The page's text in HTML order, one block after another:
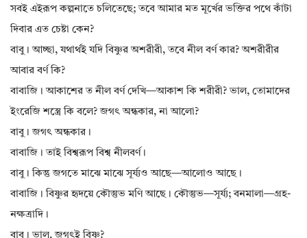
সবই এইরূপ কল্পনাতে চলিতেছে; তবে আমার মত মূর্খের ভক্তির পথে কাঁটা
দিবার এত চেষ্টা কেন?
বাবু। আচ্ছা, যথার্থই যদি বিষ্ণুর অশরীরী, তবে নীল বর্ণ কার? অশরীরীর
আবার বর্ণ কি?
বাবাজি। আকাশের ত নীল বর্ণ দেখি—আকাশ কি শরীরী? ভাল, তোমাদের
ইংরেজি শস্ত্রে কি বলে? জগৎ অন্ধকার, না আলো?
বাবু। জগৎ অন্ধকার।
বাবাজি। তাই বিশ্বরূপ বিশ্ব নীলবর্ণ।
বাবু। কিন্তু জগতে মাঝে মাঝে সূর্য্যও আছে—আলোও আছে।
বাবাজি। বিষ্ণুর হৃদয়ে কৌস্তুভ মণি আছে। কৌস্তুভ—সূর্য্য; বনমালা—গ্রহ-
নক্ষত্রাদি।
বাবু। ভাল, জগৎই বিষ্ণু?